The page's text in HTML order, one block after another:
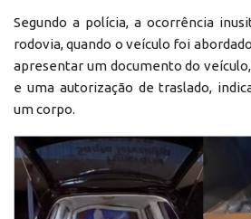
Segundo a polícia, a ocorrência
rodovia, quando o veículo foi
apresentar um documento do
e uma autorização de traslado,
um corpo.